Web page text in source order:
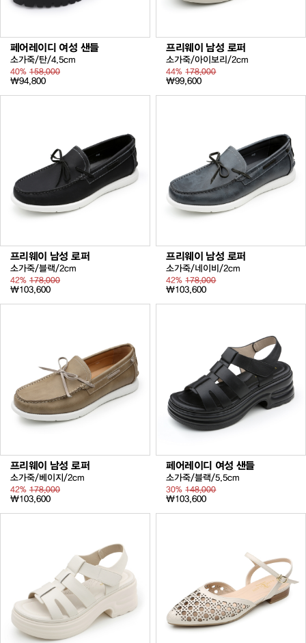
페어레이디 여성 샌들
소가죽/탄/4.5cm
40% 158,000
₩94,800
프리웨이 남성 로퍼
소가죽/아이보리/2cm
44%178,000
₩99,600
프리웨이 남성 로퍼
소가죽/블랙/2cm
42% 178,000
₩103,600
프리웨이 남성 로퍼
소가죽/네이비/2cm
42%178,000
₩103,600
프리웨이 남성 로퍼
소가죽/베이지/2cm
42% 178,000
₩103,600
페어레이디 여성 샌들
소가죽/블랙/5.5cm
30%148,000
₩103,600